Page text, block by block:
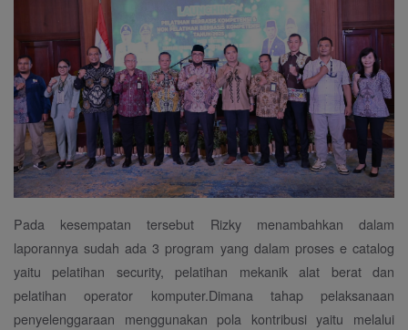
Pada kesempatan tersebut Rizky menambahkan dalam
laporannya sudah ada 3 program yang dalam proses e catalog
yaitu pelatihan security, pelatihan mekanik alat berat dan
pelatihan operator komputer.Dimana tahap pelaksanaan
penyelenggaraan menggunakan pola kontribusi yaitu melalui